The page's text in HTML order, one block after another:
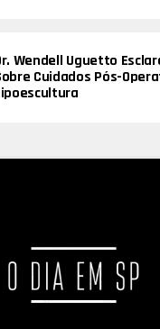
Wendell Uguetto
Cuidados Pós-